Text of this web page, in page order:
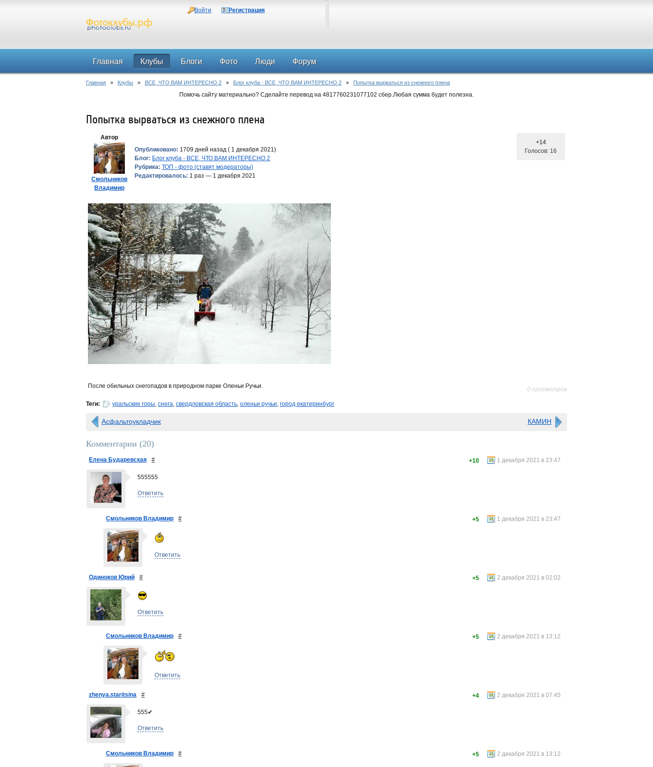
Войти Регистрация
Главная Клубы Блоги Фото Люди Форум
Главная » Клубы » ВСЕ, ЧТО ВАМ ИНТЕРЕСНО 2 » Блог клуба - ВСЕ, ЧТО ВАМ ИНТЕРЕСНО 2 » Попытка вырваться из снежного плена
Помочь сайту материально? Сделайте перевод на 4817760231077102 сбер.Любая сумма будет полезна.
Попытка вырваться из снежного плена
Автор
Смольников
Владимир
Опубликовано: 1709 дней назад ( 1 декабря 2021)
Блог: Блог клуба - ВСЕ, ЧТО ВАМ ИНТЕРЕСНО 2
Рубрика: ТОП - фото (ставят модераторы)
Редактировалось: 1 раз — 1 декабря 2021
+14
Голосов: 16
После обильных снегопадов в природном парке Оленьи Ручьи. 0 просмотров
Теги: уральские горы, снега, свердловская область, оленьи ручьи, город екатеринбург
Асфальтоукладчик КАМИН
Комментарии (20)
Елена Бударевская # 1 декабря 2021 в 23:47
+10
555555
Ответить
Смольников Владимир # 1 декабря 2021 в 23:47
+5
Ответить
Одиноков Юрий # 2 декабря 2021 в 02:02
+5
Ответить
Смольников Владимир # 2 декабря 2021 в 13:12
+5
Ответить
zhenya.staritsina # 2 декабря 2021 в 07:45
+4
555✔
Ответить
Смольников Владимир # 2 декабря 2021 в 13:12
+5